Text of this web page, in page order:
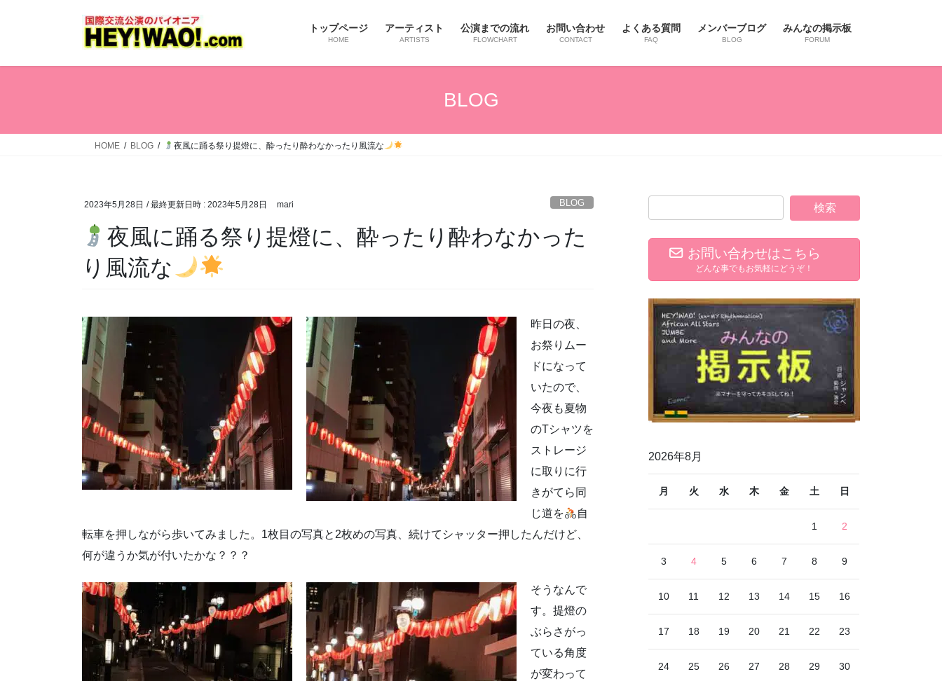
トップページ
HOME
アーティスト
ARTISTS
公演までの流れ
FLOWCHART
お問い合わせ
CONTACT
よくある質問
FAQ
メンバーブログ
BLOG
みんなの掲示板
FORUM
BLOG
HOME BLOG 夜風に踊る祭り提燈に、酔ったり酔わなかったり風流な
2023年5月28日 / 最終更新日時 : 2023年5月28日 mari BLOG
夜風に踊る祭り提燈に、酔ったり酔わなかった
り風流な
昨日の夜、
お祭りムー
ドになって
いたので、
今夜も夏物
のTシャツを
ストレージ
に取りに行
きがてら同
じ道を
自
転車を押しながら歩いてみました。1枚目の写真と2枚めの写真、続けてシャッター押したんだけど、
何が違うか気が付いたかな？？？
そうなんで
す。提燈の
ぶらさがっ
ている角度
が変わって
お問い合わせはこちら
どんな事でもお気軽にどうぞ！
2026年8月
月 火 水 木 金 土 日
1 2
3 4 5 6 7 8 9
10 11 12 13 14 15 16
17 18 19 20 21 22 23
24 25 26 27 28 29 30